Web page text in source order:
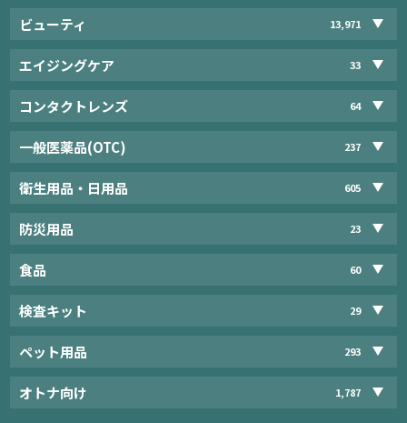
ビューティ 13,971
エイジングケア 33
コンタクトレンズ 64
一般医薬品(OTC) 237
衛生用品・日用品 605
防災用品 23
食品 60
検査キット 29
ペット用品 293
オトナ向け 1,787